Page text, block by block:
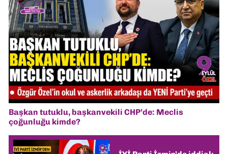
Başkan tutuklu, başkanvekili CHP’de: Meclis
çoğunluğu kimde?